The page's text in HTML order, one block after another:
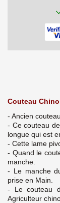
Couteau
- Ancien
- Ce couteau
longue qui est
- Cette lame
- Quand le
manche.
- Le manche
prise en Main.
- Le couteau
Agriculteur